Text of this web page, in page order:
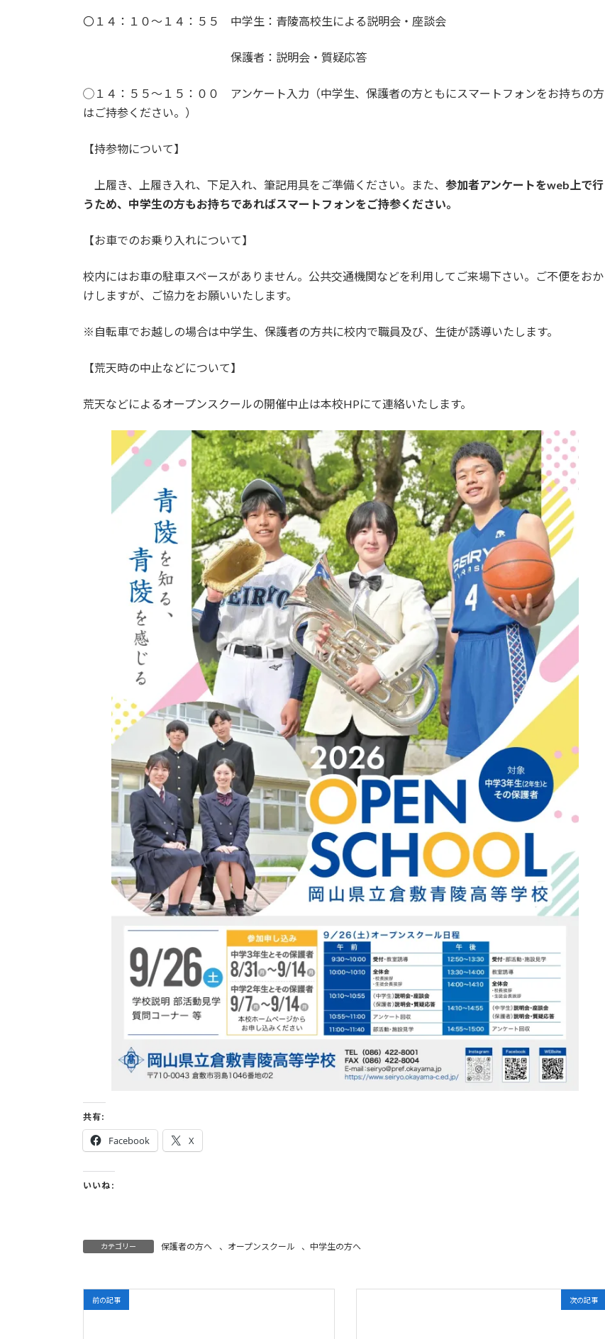
〇１４：１０～１４：５５ 中学生：青陵高校生による説明会・座談会
保護者：説明会・質疑応答
◯１４：５５〜１５：００ アンケート入力（中学生、保護者の方ともにスマートフォンをお持ちの方
はご持参ください。）
【持参物について】
上履き、上履き入れ、下足入れ、筆記用具をご準備ください。また、 参加者アンケートをweb上で行
うため、中学生の方もお持ちであればスマートフォンをご持参ください。
【お車でのお乗り入れについて】
校内にはお車の駐車スペースがありません。公共交通機関などを利用してご来場下さい。ご不便をおか
けしますが、ご協力をお願いいたします。
※自転車でお越しの場合は中学生、保護者の方共に校内で職員及び、生徒が誘導いたします。
【荒天時の中止などについて】
荒天などによるオープンスクールの開催中止は本校HPにて連絡いたします。
共有:
Facebook X
いいね:
カテゴリー 保護者の方へ 、 オープンスクール 、 中学生の方へ
前の記事 次の記事